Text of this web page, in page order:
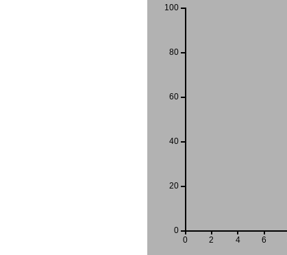
0 2 4 6
0
20
40
60
80
100